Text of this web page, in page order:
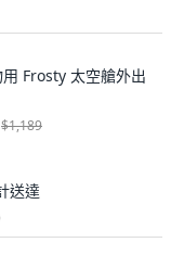
用 Frosty 太空艙外出
$1,189
送達